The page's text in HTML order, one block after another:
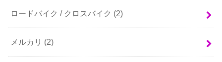
ロードバイク / クロスバイク (2)
メルカリ (2)